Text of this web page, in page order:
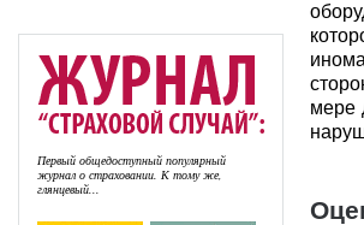
Первый общедоступный популярный
журнал о страховании. К тому же,
глянцевый...
мере